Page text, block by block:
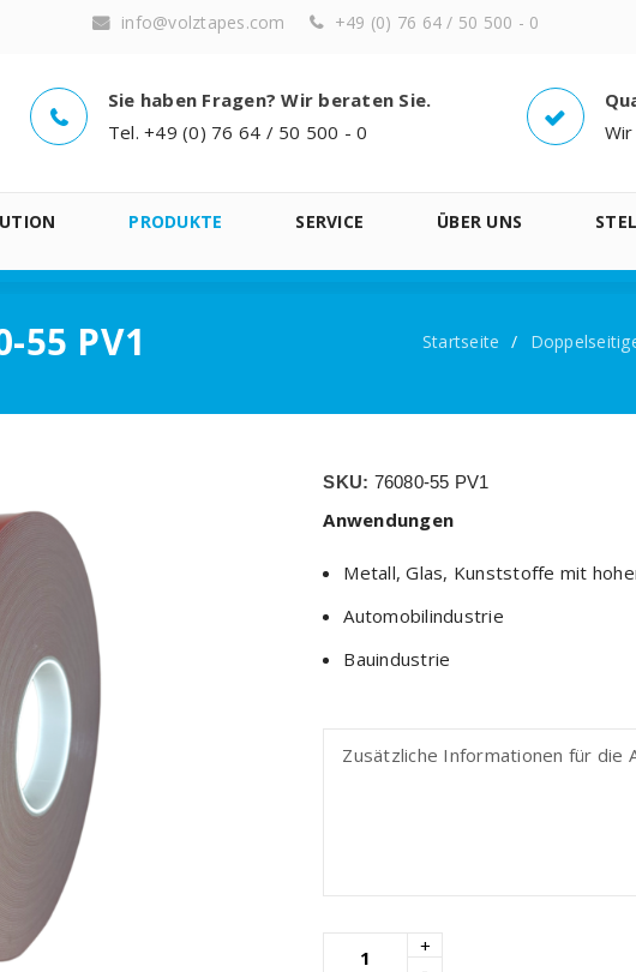
info@volztapes.com +49 (0) 76 64 / 50 500 - 0
Sie haben Fragen? Wir beraten Sie.
Tel. +49 (0) 76 64 / 50 500 - 0
PRODUKTE SERVICE ÜBER UNS
55 PV1 Startseite /
SKU: 76080-55 PV1
Anwendungen
Metall, Glas, Kunststoffe mit
Automobilindustrie
Bauindustrie